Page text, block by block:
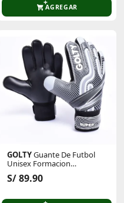
AGREGAR
GOLTYGuante De Futbol
Unisex Formacion
Supersoccer Ii Golty
S/ 89.90